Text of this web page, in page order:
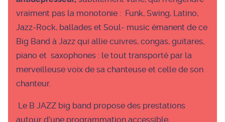
vraiment pas la monotonie : Funk, Swing, Latino,
Jazz-Rock, ballades et Soul- music émanent de ce
Big Band à Jazz qui allie cuivres, congas, guitares,
piano et saxophones : le tout transporté par la
merveilleuse voix de sa chanteuse et celle de son
chanteur.
Le B JAZZ big band propose des prestations
autour d’une programmation accessible,